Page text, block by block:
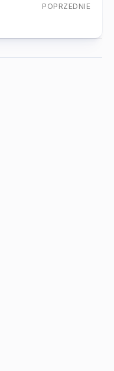
POPRZEDNIE